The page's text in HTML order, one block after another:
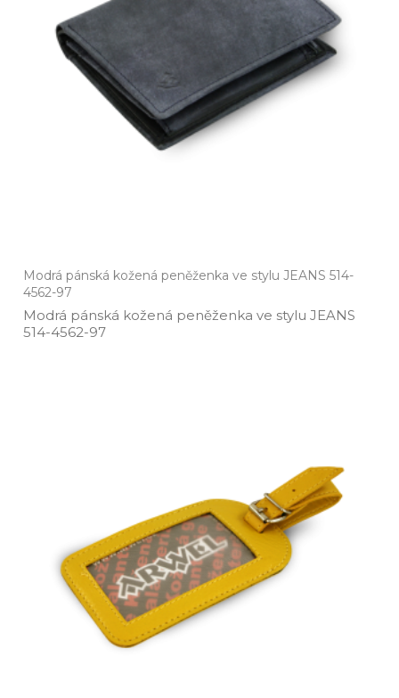
Modrá pánská kožená peněženka ve stylu JEANS 514-
4562-97
Modrá pánská kožená peněženka ve stylu JEANS
514­-4562­-97